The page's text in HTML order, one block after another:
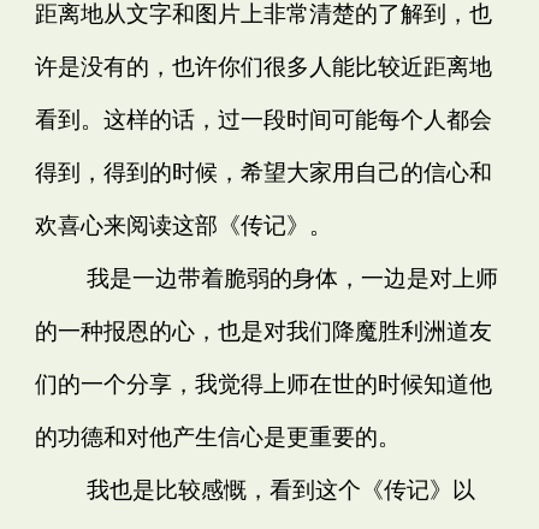
距离地从文字和图片上非常清楚的了解到，也
许是没有的，也许你们很多人能比较近距离地
看到。这样的话，过一段时间可能每个人都会
得到，得到的时候，希望大家用自己的信心和
欢喜心来阅读这部《传记》。
我是一边带着脆弱的身体，一边是对上师
的一种报恩的心，也是对我们降魔胜利洲道友
们的一个分享，我觉得上师在世的时候知道他
的功德和对他产生信心是更重要的。
我也是比较感慨，看到这个《传记》以